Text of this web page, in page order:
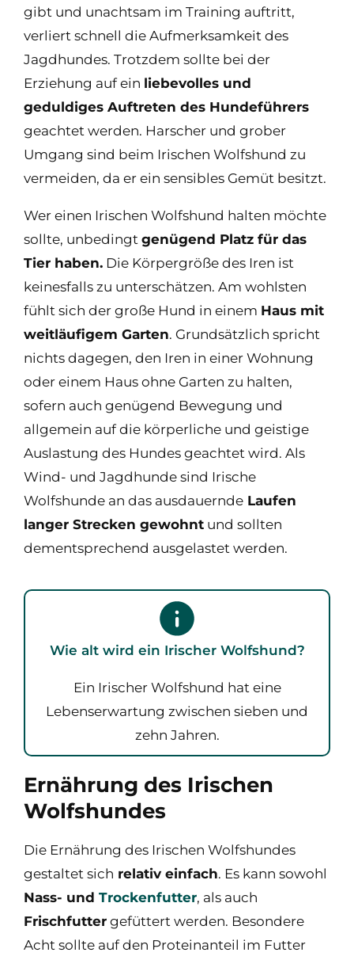
gibt und unachtsam im Training auftritt,
verliert schnell die Aufmerksamkeit des
Jagdhundes. Trotzdem sollte bei der
Erziehung auf ein liebevolles und
geduldiges Auftreten des Hundeführers
geachtet werden. Harscher und grober
Umgang sind beim Irischen Wolfshund zu
vermeiden, da er ein sensibles Gemüt besitzt.
Wer einen Irischen Wolfshund halten möchte
sollte, unbedingt genügend Platz für das
Tier haben. Die Körpergröße des Iren ist
keinesfalls zu unterschätzen. Am wohlsten
fühlt sich der große Hund in einem Haus mit
weitläufigem Garten. Grundsätzlich spricht
nichts dagegen, den Iren in einer Wohnung
oder einem Haus ohne Garten zu halten,
sofern auch genügend Bewegung und
allgemein auf die körperliche und geistige
Auslastung des Hundes geachtet wird. Als
Wind- und Jagdhunde sind Irische
Wolfshunde an das ausdauernde Laufen
langer Strecken gewohnt und sollten
dementsprechend ausgelastet werden.
Wie alt wird ein Irischer Wolfshund?
Ein Irischer Wolfshund hat eine
Lebenserwartung zwischen sieben und
zehn Jahren.
Ernährung des Irischen
Wolfshundes
Die Ernährung des Irischen Wolfshundes
gestaltet sich relativ einfach. Es kann sowohl
Nass- und Trockenfutter, als auch
Frischfutter gefüttert werden. Besondere
Acht sollte auf den Proteinanteil im Futter